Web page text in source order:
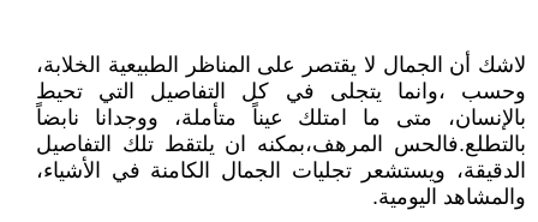
لاشك أن الجمال لا يقتصر على المناظر الطبيعية الخلابة،
وحسب ،وانما يتجلى في كل التفاصيل التي تحيط
بالإنسان، متى ما امتلك عيناً متأملة، ووجدانا نابضاً
بالتطلع.فالحس المرهف،بمكنه ان يلتقط تلك التفاصيل
الدقيقة، ويستشعر تجليات الجمال الكامنة في الأشياء،
والمشاهد اليومية.